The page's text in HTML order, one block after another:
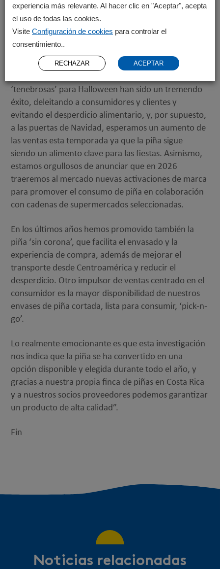
Special Reserve se cultivan por expertos y se
cosechan en su punto óptimo; lo que las hace
destacar por su tonalidad dorada más intensa, su
‘tenebrosas’ para Halloween han sido un tremendo
éxito, deleitando a consumidores y clientes y
evitando el desperdicio alimentario, y, por supuesto,
a las puertas de Navidad, esperamos un aumento de
las ventas esta temporada ya que la piña sigue
siendo un alimento clave para las fiestas. Asimismo,
estamos orgullosos de anunciar que en 2026
traeremos al mercado nuevas activaciones de marca
para promover el consumo de piña en colaboración
con cadenas de supermercados seleccionadas.
En los últimos años hemos promovido también la
piña ‘sin corona’, que facilita el envasado y la
experiencia de compra, además de mejorar el
transporte desde Centroamérica y reducir el
desperdicio. Otro impulsor de ventas centrado en el
consumidor es la mayor disponibilidad de nuestros
envases de piña cortada, lista para consumir, ‘pick-n-
go’.
Lo realmente emocionante es que esta investigación
nos indica que la piña se ha convertido en una
opción disponible y elegida durante todo el año, y
gracias a nuestra propia finca de piñas en Costa Rica
y a nuestros socios proveedores podemos garantizar
un producto de alta calidad”.
Fin
Noticias relacionadas
experiencia más relevante. Al hacer clic en "Aceptar", acepta
el uso de todas las cookies.
Visite Configuración de cookies para controlar el
consentimiento..
RECHAZAR ACEPTAR